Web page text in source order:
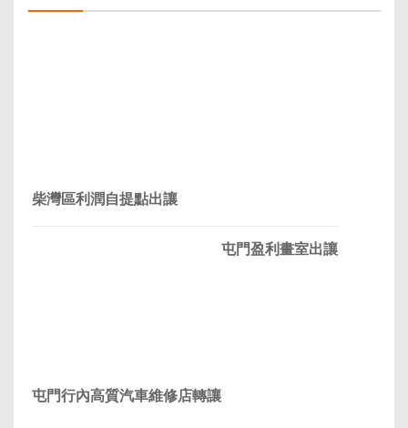
柴灣區利潤自提點出讓
屯門行內高質汽車維修店轉讓
屯門盈利畫室出讓